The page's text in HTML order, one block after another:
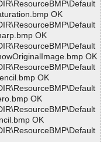
OK
OK
OK
OK
OK
OK